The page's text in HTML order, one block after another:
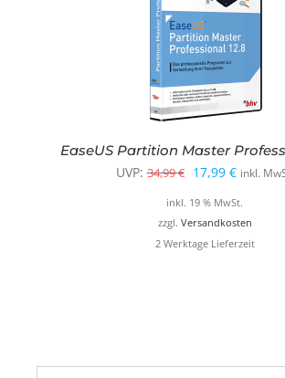
EaseUS Partition Master
UVP: 34,99€ Ursprünglicher
Preis
war:
34,99 €
17,99 €
Preis
ist:
17,99 €.
inkl.
inkl. 19 % MwSt.
zzgl. Versandkosten
2 Werktage Lieferzeit